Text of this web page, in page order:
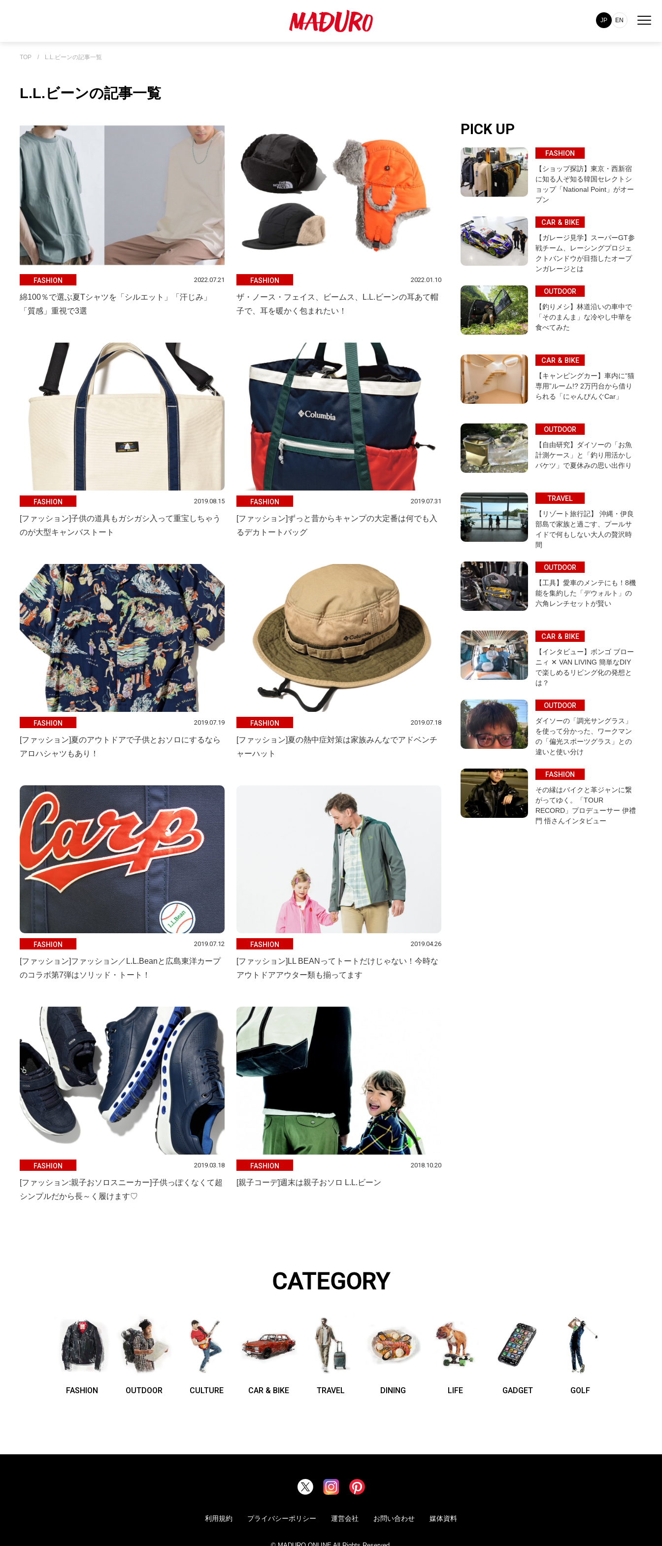
JP EN
TOP / L.L.ビーンの記事一覧
L.L.ビーンの記事一覧
FASHION 2022.07.21
綿100％で選ぶ夏Tシャツを「シルエット」「汗じみ」
「質感」重視で3選
FASHION 2022.01.10
ザ・ノース・フェイス、ビームス、L.L.ビーンの耳あて帽
子で、耳を暖かく包まれたい！
FASHION 2019.08.15
[ファッション]子供の道具もガシガシ入って重宝しちゃう
のが大型キャンバストート
FASHION 2019.07.31
[ファッション]ずっと昔からキャンプの大定番は何でも入
るデカトートバッグ
FASHION 2019.07.19
[ファッション]夏のアウトドアで子供とおソロにするなら
アロハシャツもあり！
FASHION 2019.07.18
[ファッション]夏の熱中症対策は家族みんなでアドベンチ
ャーハット
FASHION 2019.07.12
[ファッション]ファッション／L.L.Beanと広島東洋カープ
のコラボ第7弾はソリッド・トート！
FASHION 2019.04.26
[ファッション]LL BEANってトートだけじゃない！今時な
アウトドアアウター類も揃ってます
FASHION 2019.03.18
[ファッション:親子おソロスニーカー]子供っぽくなくて超
シンプルだから長～く履けます♡
FASHION 2018.10.20
[親子コーデ]週末は親子おソロ L.L.ビーン
PICK UP
FASHION
【ショップ探訪】東京・西新宿
に知る人ぞ知る韓国セレクトシ
ョップ「National Point」がオー
プン
CAR & BIKE
【ガレージ見学】スーパーGT参
戦チーム、レーシングプロジェ
クトバンドウが目指したオープ
ンガレージとは
OUTDOOR
【釣りメシ】林道沿いの車中で
「そのまんま」な冷やし中華を
食べてみた
CAR & BIKE
【キャンピングカー】車内に“猫
専用”ルーム!? 2万円台から借り
られる「にゃんぴんぐCar」
OUTDOOR
【自由研究】ダイソーの「お魚
計測ケース」と「釣り用活かし
バケツ」で夏休みの思い出作り
TRAVEL
【リゾート旅行記】 沖縄・伊良
部島で家族と過ごす、プールサ
イドで何もしない大人の贅沢時
間
OUTDOOR
【工具】愛車のメンテにも！8機
能を集約した「デウォルト」の
六角レンチセットが賢い
CAR & BIKE
【インタビュー】ボンゴ ブロー
ニィ ✕ VAN LIVING 簡単なDIY
で楽しめるリビング化の発想と
は？
OUTDOOR
ダイソーの「調光サングラス」
を使って分かった、ワークマン
の「偏光スポーツグラス」との
違いと使い分け
FASHION
その縁はバイクと革ジャンに繋
がってゆく。「TOUR
RECORD」プロデューサー 伊禮
門 悟さんインタビュー
CATEGORY
FASHION OUTDOOR CULTURE CAR & BIKE TRAVEL DINING LIFE GADGET GOLF
利用規約 プライバシーポリシー 運営会社 お問い合わせ 媒体資料